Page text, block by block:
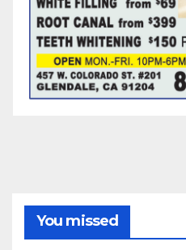
You missed